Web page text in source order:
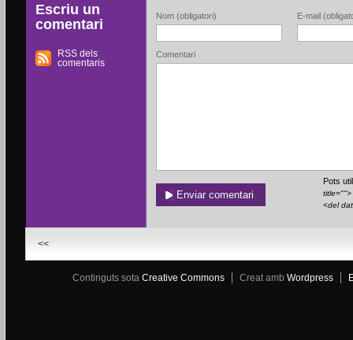
Escriu un
comentari
RSS dels
comentaris
Nom (obligatori) E-mail
Comentari
Pots
<del
<<
Continguts sota Creative Commons Creat amb Wordpress